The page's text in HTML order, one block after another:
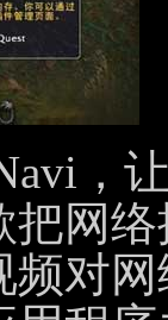
，
把网
对